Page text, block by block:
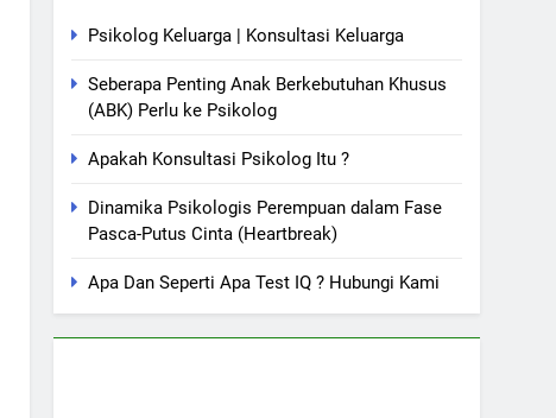
Psikolog Keluarga | Konsultasi Keluarga
Seberapa Penting Anak Berkebutuhan Khusus
(ABK) Perlu ke Psikolog
Apakah Konsultasi Psikolog Itu ?
Dinamika Psikologis Perempuan dalam Fase
Pasca-Putus Cinta (Heartbreak)
Apa Dan Seperti Apa Test IQ ? Hubungi Kami